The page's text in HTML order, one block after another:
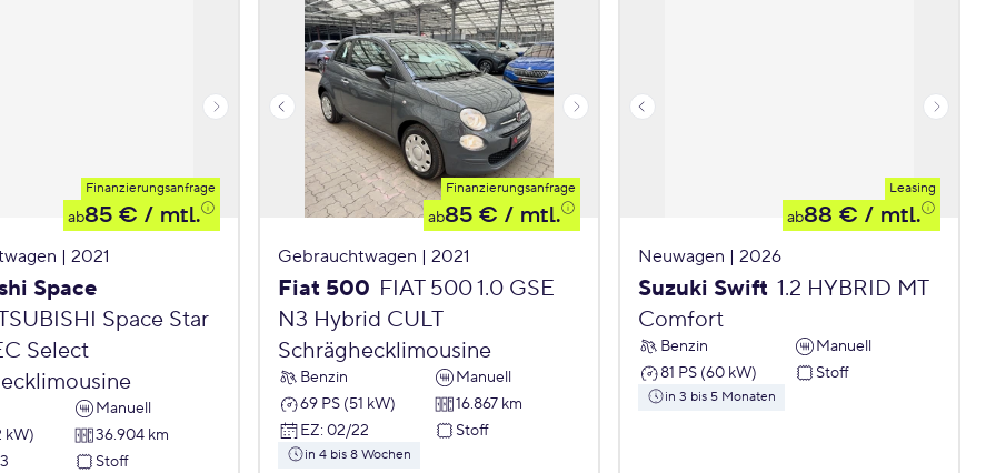
Finanzierungsanfrage
ab85 € / mtl.
| 2021
Space
Space Star
Select
Manuell
kW)
36.904 km
Stoff
Finanzierungsanfrage
ab85 € / mtl.
Gebrauchtwagen | 2021
Fiat 500 FIAT 500 1.0 GSE
N3 Hybrid CULT
Schräghecklimousine
Benzin
Manuell
69 PS (51 kW)
16.867 km
EZ: 02/22 Stoff
in 4 bis 8 Wochen
Leasing
ab88 € / mtl.
Neuwagen | 2026
Suzuki Swift 1.2 HYBRID MT
Comfort
Benzin
Manuell
81 PS (60 kW)
Stoff
in 3 bis 5 Monaten